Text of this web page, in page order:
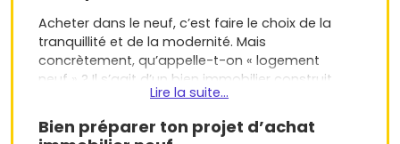
Bail Réel Solidaire (BRS) ou la Location-Accession
(PSLA), qui facilitent l’accès à la propriété. Voici
un guide pour t’aider à comprendre pourquoi et
comment acheter dans le neuf.
Acheter dans le neuf, c’est faire le choix de la
tranquillité et de la modernité. Mais
concrètement, qu’appelle-t-on « logement
neuf » ? Il s’agit d’un bien immobilier construit
depuis moins de cinq ans et n’ayant jamais
été habité. Cela inclut les logements vendus
sur plan, appelés VEFA (Vente en l’État Futur
Lire la suite...
Bien préparer ton projet d’achat